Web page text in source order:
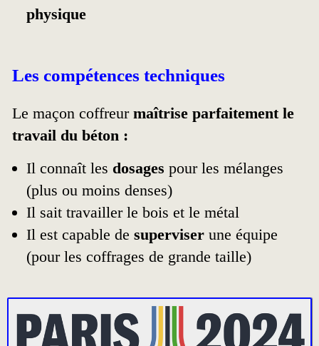
physique
Les compétences techniques
Le maçon coffreur maîtrise parfaitement le
travail du béton :
Il connaît les dosages pour les mélanges
(plus ou moins denses)
Il sait travailler le bois et le métal
Il est capable de superviser une équipe
(pour les coffrages de grande taille)